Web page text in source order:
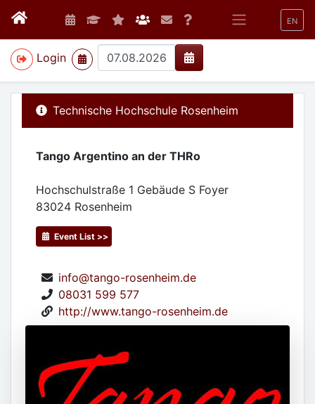
EN
Login
>
Technische Hochschule Rosenheim
Tango Argentino an der THRo
Hochschulstraße 1 Gebäude S Foyer
83024 Rosenheim
Event List >>
info@tango-rosenheim.de
08031 599 577
http://www.tango-rosenheim.de